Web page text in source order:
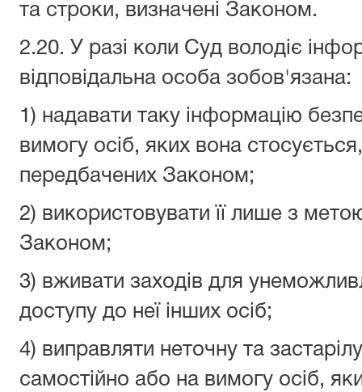
та строки, визначені Законом.
2.20. У разі коли Суд володіє
відповідальна особа зобов'язана:
1) надавати таку інформацію
вимогу осіб, яких вона
передбачених Законом;
2) використовувати її лише з
Законом;
3) вживати заходів для
доступу до неї інших осіб;
4) виправляти неточну та
самостійно або на вимогу осіб,